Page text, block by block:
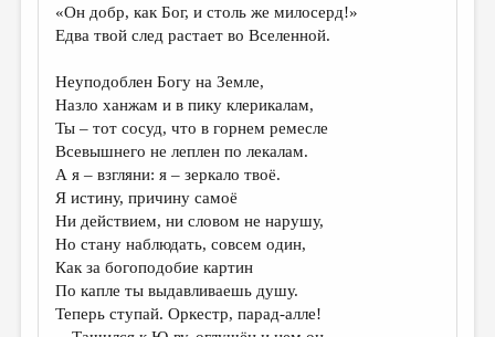
«Он добр, как Бог, и столь же милосерд!»
Едва твой след растает во Вселенной.
Неуподоблен Богу на Земле,
Назло ханжам и в пику клерикалам,
Ты – тот сосуд, что в горнем ремесле
Всевышнего не леплен по лекалам.
А я – взгляни: я – зеркало твоё.
Я истину, причину самоё
Ни действием, ни словом не нарушу,
Но стану наблюдать, совсем один,
Как за богоподобие картин
По капле ты выдавливаешь душу.
Теперь ступай. Оркестр, парад-алле!